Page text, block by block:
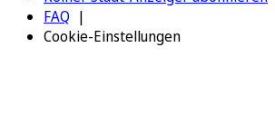
FAQ
Cookie-Einstellungen